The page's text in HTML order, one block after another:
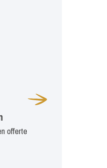
offerte